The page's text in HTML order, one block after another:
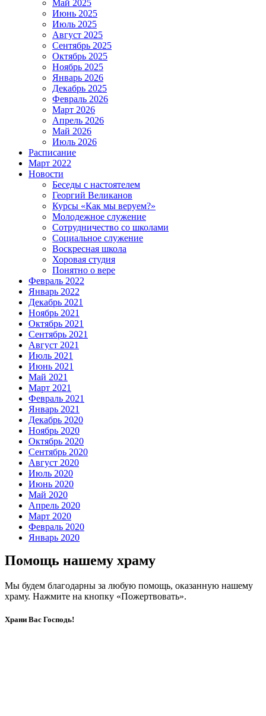
Май 2025
Июнь 2025
Июль 2025
Август 2025
Сентябрь 2025
Октябрь 2025
Ноябрь 2025
Январь 2026
Декабрь 2025
Февраль 2026
Март 2026
Апрель 2026
Май 2026
Июль 2026
Расписание
Март 2022
Новости
Беседы с настоятелем
Георгий Великанов
Курсы «Как мы веруем?»
Молодежное служение
Сотрудничество со школами
Социальное служение
Воскресная школа
Хоровая студия
Понятно о вере
Февраль 2022
Январь 2022
Декабрь 2021
Ноябрь 2021
Октябрь 2021
Сентябрь 2021
Август 2021
Июль 2021
Июнь 2021
Май 2021
Март 2021
Февраль 2021
Январь 2021
Декабрь 2020
Ноябрь 2020
Октябрь 2020
Сентябрь 2020
Август 2020
Июль 2020
Июнь 2020
Май 2020
Апрель 2020
Март 2020
Февраль 2020
Январь 2020
Помощь нашему храму
Мы будем благодарны за любую помощь, оказанную нашему
храму. Нажмите на кнопку «Пожертвовать».
Храни Вас Господь!